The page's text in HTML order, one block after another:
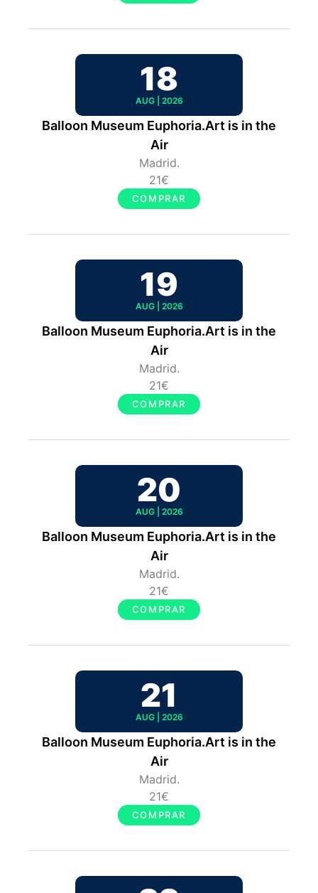
18
AUG | 2026
Balloon Museum Euphoria.Art is in the
Air
Madrid.
21€
COMPRAR
19
AUG | 2026
Balloon Museum Euphoria.Art is in the
Air
Madrid.
21€
COMPRAR
20
AUG | 2026
Balloon Museum Euphoria.Art is in the
Air
Madrid.
21€
COMPRAR
21
AUG | 2026
Balloon Museum Euphoria.Art is in the
Air
Madrid.
21€
COMPRAR